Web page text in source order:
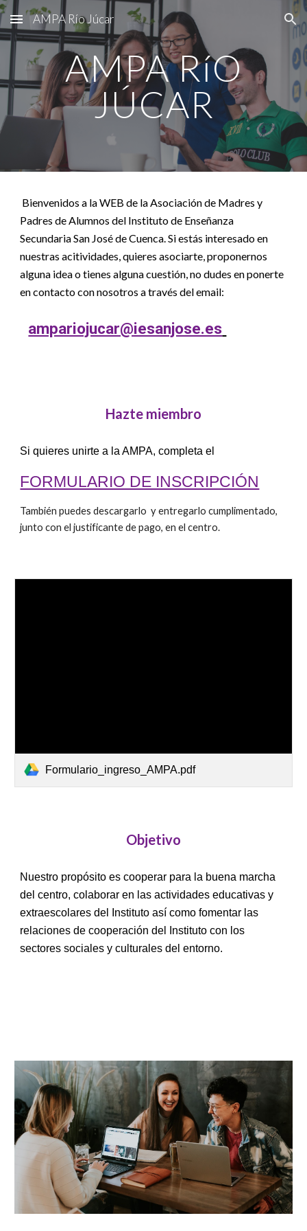
Skip to main content Skip to navigation
AMPA Río Júcar
AMPA RíO
JÚCAR
Bienvenidos a la WEB de la Asociación de Madres y
Padres de Alumnos del Instituto de Enseñanza
Secundaria San José de Cuenca. Si estás interesado en
nuestras acitividades, quieres asociarte, proponernos
alguna idea o tienes alguna cuestión, no dudes en ponerte
en contacto con nosotros a través del email:
ampariojucar@iesanjose.es
Hazte miembro
Si quieres unirte a la AMPA, completa el
FORMULARIO DE INSCRIPCIÓN
También puedes descargarlo y entregarlo cumplimentado,
junto con el justificante de pago, en el centro.
Formulario_ingreso_AMPA.pdf
Objetivo
Nuestro propósito es cooperar para la buena marcha
del centro, colaborar en las actividades educativas y
extraescolares del Instituto así como fomentar las
relaciones de cooperación del Instituto con los
sectores sociales y culturales del entorno.